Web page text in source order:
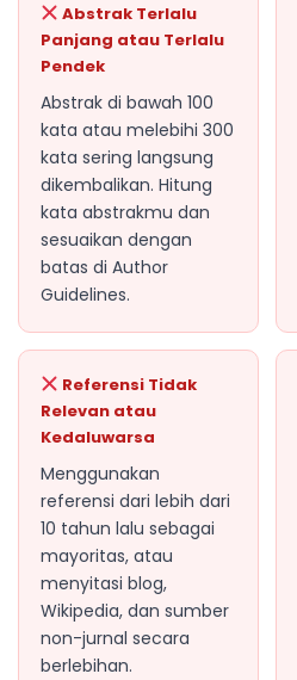
Abstrak Terlalu
Panjang atau Terlalu
Pendek
Abstrak di bawah 100
kata atau melebihi 300
kata sering langsung
dikembalikan. Hitung
kata abstrakmu dan
sesuaikan dengan
batas di Author
Guidelines.
Referensi Tidak
Relevan atau
Kedaluwarsa
Menggunakan
referensi dari lebih dari
10 tahun lalu sebagai
mayoritas, atau
menyitasi blog,
Wikipedia, dan sumber
non-jurnal secara
berlebihan.